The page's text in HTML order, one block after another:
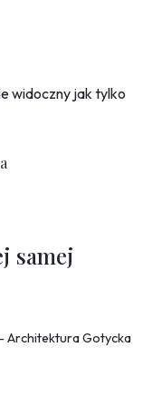
widoczny jak tylko
samej
Architektura Gotycka